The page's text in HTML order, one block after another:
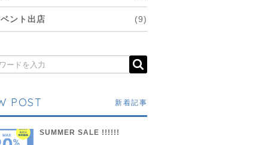
ント出店 (9)
POST 新着記事
SUMMER SALE !!!!!!